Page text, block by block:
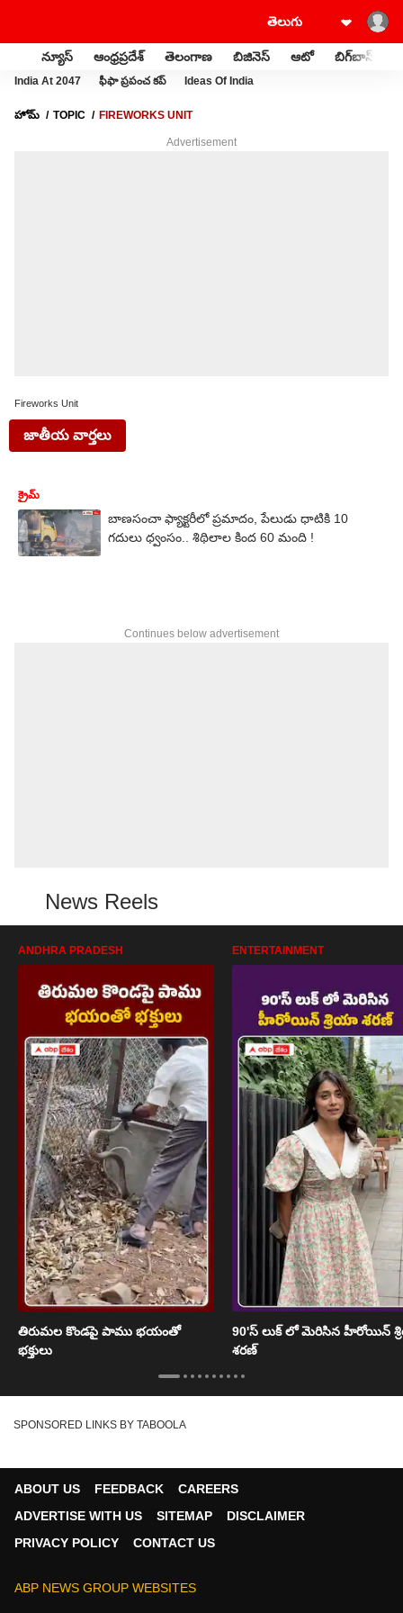
న్యూస్ ఆంధ్రప్రదేశ్ తెలంగాణ బిజినెస్ ఆటో బిగ్‌బాస్
India At 2047 ఫీఫా ప్రపంచ కప్ Ideas Of India
హోమ్ TOPIC FIREWORKS UNIT
Advertisement
Fireworks Unit
జాతీయ వార్తలు
క్రైమ్
బాణసంచా ఫ్యాక్టరీలో ప్రమాదం, పేలుడు ధాటికి 10
గదులు ధ్వంసం.. శిథిలాల కింద 60 మంది !
Continues below advertisement
News Reels
ANDHRA PRADESH
తిరుమల కొండపై పాము భయంతో
భక్తులు
ENTERTAINMENT
90'స్ లుక్ లో మెరిసిన హీరోయిన్
శరణ్
SPONSORED LINKS BY TABOOLA
ABOUT US FEEDBACK
CAREERS
ADVERTISE WITH US
SITEMAP
DISCLAIMER
PRIVACY POLICY
CONTACT US
ABP NEWS GROUP WEBSITES